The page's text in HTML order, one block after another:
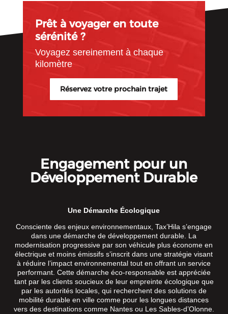
Prêt à voyager en toute
sérénité ?
Voyagez sereinement à chaque
kilomètre
Réservez votre prochain trajet
Engagement pour un
Développement Durable
Une Démarche Écologique
Consciente des enjeux environnementaux, Tax’Hila s’engage
dans une démarche de développement durable. La
modernisation progressive par son véhicule plus économe en
électrique et moins émissifs s’inscrit dans une stratégie visant
à réduire l’impact environnemental tout en offrant un service
performant. Cette démarche éco-responsable est appréciée
tant par les clients soucieux de leur empreinte écologique que
par les autorités locales, qui recherchent des solutions de
mobilité durable en ville comme pour les longues distances
vers des destinations comme Nantes ou Les Sables-d’Olonne.